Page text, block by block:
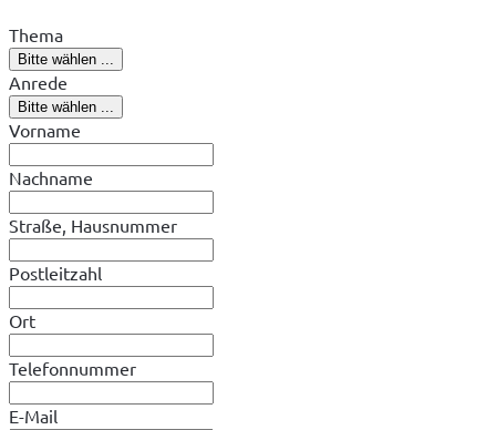
Thema
Bitte wählen ...
Anrede
Bitte wählen ...
Vorname
Nachname
Straße, Hausnummer
Postleitzahl
Ort
Telefonnummer
E-Mail